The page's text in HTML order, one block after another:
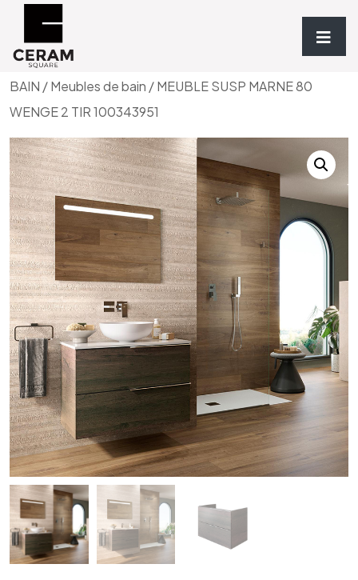
Accueil/Sanitaires & Meubles de bain
MEUBLES DE
BAIN /Meubles de bain / MEUBLE SUSP MARNE 80
WENGE 2 TIR 100343951